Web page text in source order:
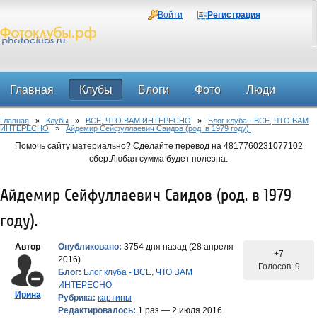
Войти Регистрация
Главная Клубы Блоги Фото Люди
Форум
Главная » Клубы » ВСЕ, ЧТО ВАМ ИНТЕРЕСНО » Блог клуба - ВСЕ, ЧТО ВАМ
ИНТЕРЕСНО » Айдемир Сейфуллаевич Саидов (род. в 1979 году).
Помочь сайту материально? Сделайте перевод на 4817760231077102
сбер.Любая сумма будет полезна.
Айдемир Сейфуллаевич Саидов (род. в 1979
году).
Автор
Ирина
Опубликовано: 3754 дня назад (28 апреля
2016)
Блог: Блог клуба - ВСЕ, ЧТО ВАМ
ИНТЕРЕСНО
Рубрика: картины
Редактировалось: 1 раз — 2 июля 2016
+7
Голосов: 9